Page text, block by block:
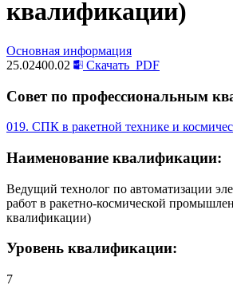
квалификации)
Основная информация
25.02400.02
Скачать PDF
Совет по профессиональным
019. СПК в ракетной технике и
Наименование квалификации:
Ведущий технолог по автоматизации
работ в ракетно-космической
квалификации)
Уровень квалификации:
7